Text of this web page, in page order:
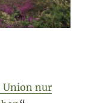
Union nur